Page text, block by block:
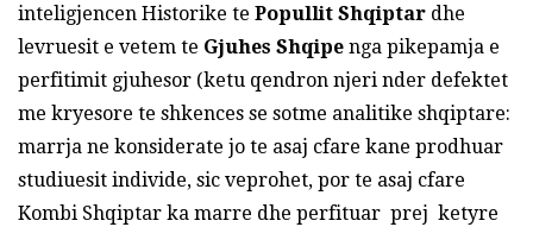
inteligjencen Historike te Popullit Shqiptar dhe
levruesit e vetem te Gjuhes Shqipe nga pikepamja e
perfitimit gjuhesor (ketu qendron njeri nder defektet
me kryesore te shkences se sotme analitike shqiptare:
marrja ne konsiderate jo te asaj cfare kane prodhuar
studiuesit individe, sic veprohet, por te asaj cfare
Kombi Shqiptar ka marre dhe perfituar prej ketyre